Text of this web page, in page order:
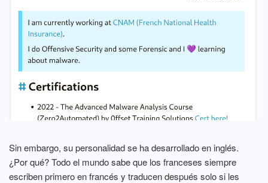
Sin embargo, su personalidad se ha desarrollado en inglés.
¿Por qué? Todo el mundo sabe que los franceses siempre
escriben primero en francés y traducen después solo si les